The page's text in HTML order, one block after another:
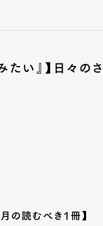
たい』】日々
の読むべき1冊】